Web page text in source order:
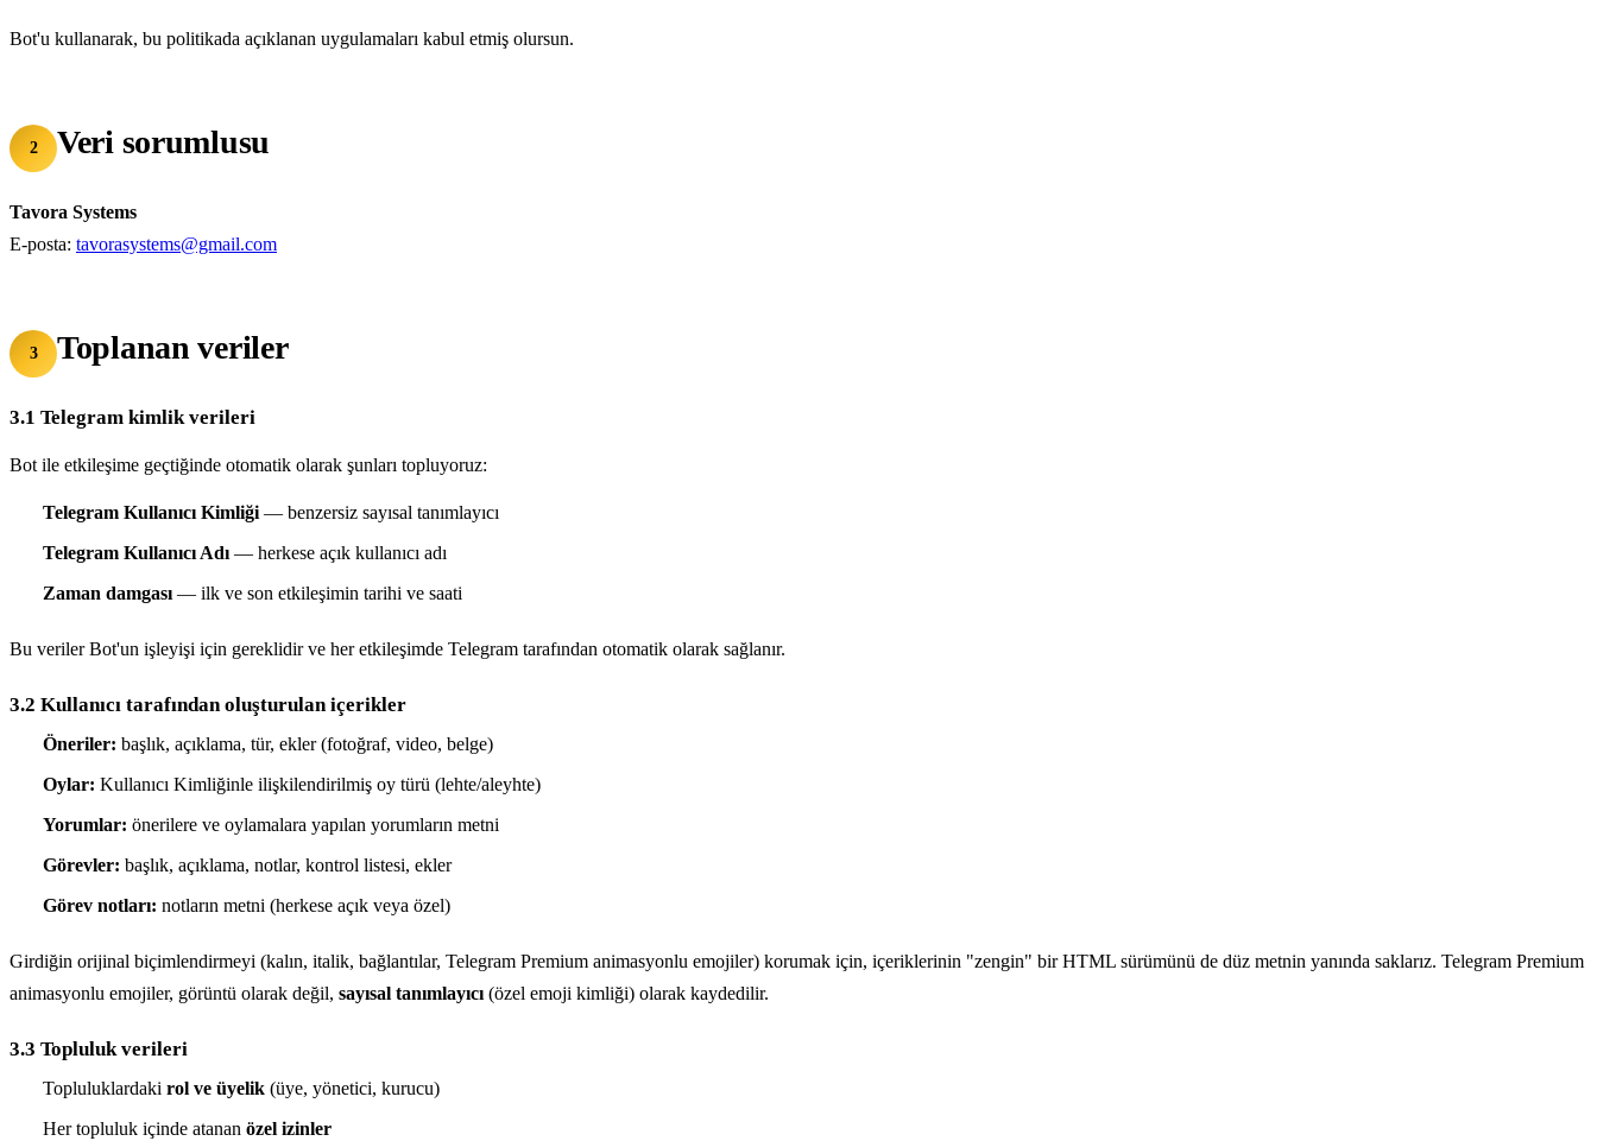
Bot'u kullanarak, bu politikada açıklanan uygulamaları kabul etmiş olursun.
2 Veri sorumlusu
Tavora Systems
E-posta: tavorasystems@gmail.com
3 Toplanan veriler
3.1 Telegram kimlik verileri
Bot ile etkileşime geçtiğinde otomatik olarak şunları topluyoruz:
Telegram Kullanıcı Kimliği — benzersiz sayısal tanımlayıcı
Telegram Kullanıcı Adı — herkese açık kullanıcı adı
Zaman damgası — ilk ve son etkileşimin tarihi ve saati
Bu veriler Bot'un işleyişi için gereklidir ve her etkileşimde Telegram tarafından otomatik olarak sağlanır.
3.2 Kullanıcı tarafından oluşturulan içerikler
Öneriler: başlık, açıklama, tür, ekler (fotoğraf, video, belge)
Oylar: Kullanıcı Kimliğinle ilişkilendirilmiş oy türü (lehte/aleyhte)
Yorumlar: önerilere ve oylamalara yapılan yorumların metni
Görevler: başlık, açıklama, notlar, kontrol listesi, ekler
Görev notları: notların metni (herkese açık veya özel)
Girdiğin orijinal biçimlendirmeyi (kalın, italik, bağlantılar, Telegram Premium animasyonlu emojiler) korumak için, içeriklerinin "zengin" bir HTML sürümünü de düz metnin yanında saklarız. Telegram Premium
animasyonlu emojiler, görüntü olarak değil, sayısal tanımlayıcı (özel emoji kimliği) olarak kaydedilir.
3.3 Topluluk verileri
Topluluklardaki rol ve üyelik (üye, yönetici, kurucu)
Her topluluk içinde atanan özel izinler